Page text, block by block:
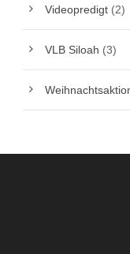
Videopredigt (2)
VLB Siloah (3)